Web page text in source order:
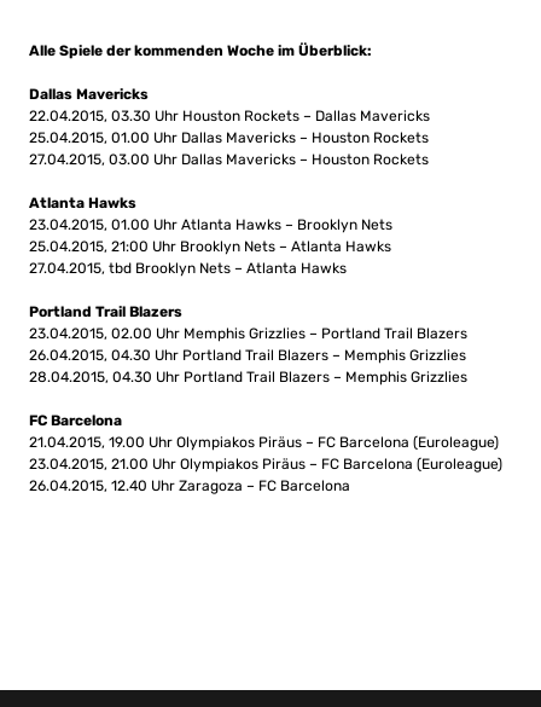
Alle Spiele der kommenden Woche im Überblick:
Dallas Mavericks
22.04.2015, 03.30 Uhr Houston Rockets – Dallas Mavericks
25.04.2015, 01.00 Uhr Dallas Mavericks – Houston Rockets
27.04.2015, 03.00 Uhr Dallas Mavericks – Houston Rockets
Atlanta Hawks
23.04.2015, 01.00 Uhr Atlanta Hawks – Brooklyn Nets
25.04.2015, 21:00 Uhr Brooklyn Nets – Atlanta Hawks
27.04.2015, tbd Brooklyn Nets – Atlanta Hawks
Portland Trail Blazers
23.04.2015, 02.00 Uhr Memphis Grizzlies – Portland Trail Blazers
26.04.2015, 04.30 Uhr Portland Trail Blazers – Memphis Grizzlies
28.04.2015, 04.30 Uhr Portland Trail Blazers – Memphis Grizzlies
FC Barcelona
21.04.2015, 19.00 Uhr Olympiakos Piräus – FC Barcelona (Euroleague)
23.04.2015, 21.00 Uhr Olympiakos Piräus – FC Barcelona (Euroleague)
26.04.2015, 12.40 Uhr Zaragoza – FC Barcelona